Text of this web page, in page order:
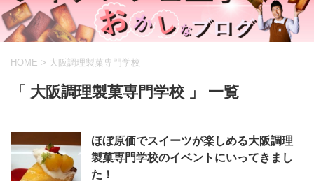
HOME > 大阪調理製菓専門学校
「 大阪調理製菓専門学校 」 一覧
ほぼ原価でスイーツが楽しめる大阪調理
製菓専門学校のイベントにいってきまし
た！